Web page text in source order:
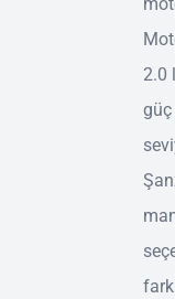
2.0
güç